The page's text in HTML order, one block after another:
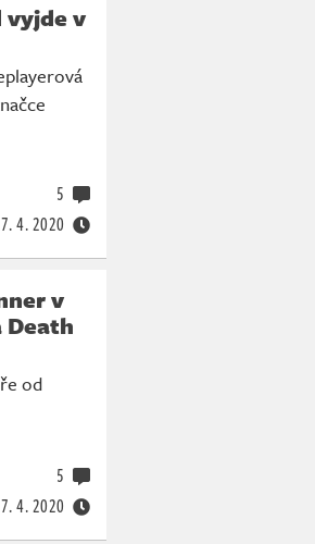
vyjde v
4. 2020
5
v
od
4. 2020
5